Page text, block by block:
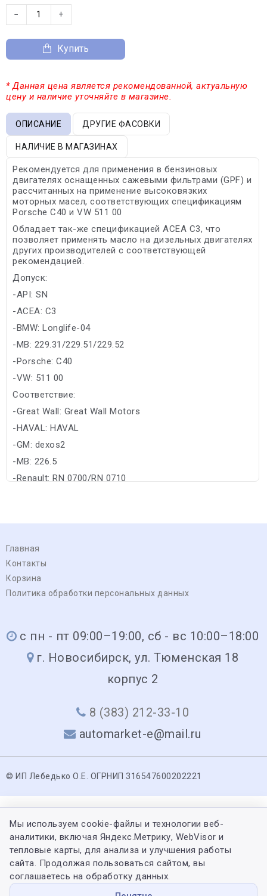
− +
Купить
* Данная цена является рекомендованной, актуальную
цену и наличие уточняйте в магазине.
ОПИСАНИЕ ДРУГИЕ ФАСОВКИ
НАЛИЧИЕ В МАГАЗИНАХ
Рекомендуется для применения в бензиновых
двигателях оснащенных сажевыми фильтрами (GPF) и
рассчитанных на применение высоковязких
моторных масел, соответствующих спецификациям
Porsche C40 и VW 511 00
Обладает так-же спецификацией ACEA C3, что
позволяет применять масло на дизельных двигателях
других производителей с соответствующей
рекомендацией.
Допуск:
-API: SN
-ACEA: C3
-BMW: Longlife-04
-MB: 229.31/229.51/229.52
-Porsche: C40
-VW: 511 00
Соответствие:
-Great Wall: Great Wall Motors
-HAVAL: HAVAL
-GM: dexos2
-MB: 226.5
-Renault: RN 0700/RN 0710
Главная
Контакты
Корзина
Политика обработки персональных данных
с пн - пт 09:00–19:00, сб - вс 10:00–18:00
г. Новосибирск, ул. Тюменская 18
корпус 2
8 (383) 212-33-10
automarket-e@mail.ru
© ИП Лебедько О.Е. ОГРНИП 316547600202221
Мы используем cookie-файлы и технологии веб-
аналитики, включая Яндекс.Метрику, WebVisor и
тепловые карты, для анализа и улучшения работы
сайта. Продолжая пользоваться сайтом, вы
соглашаетесь на обработку данных.